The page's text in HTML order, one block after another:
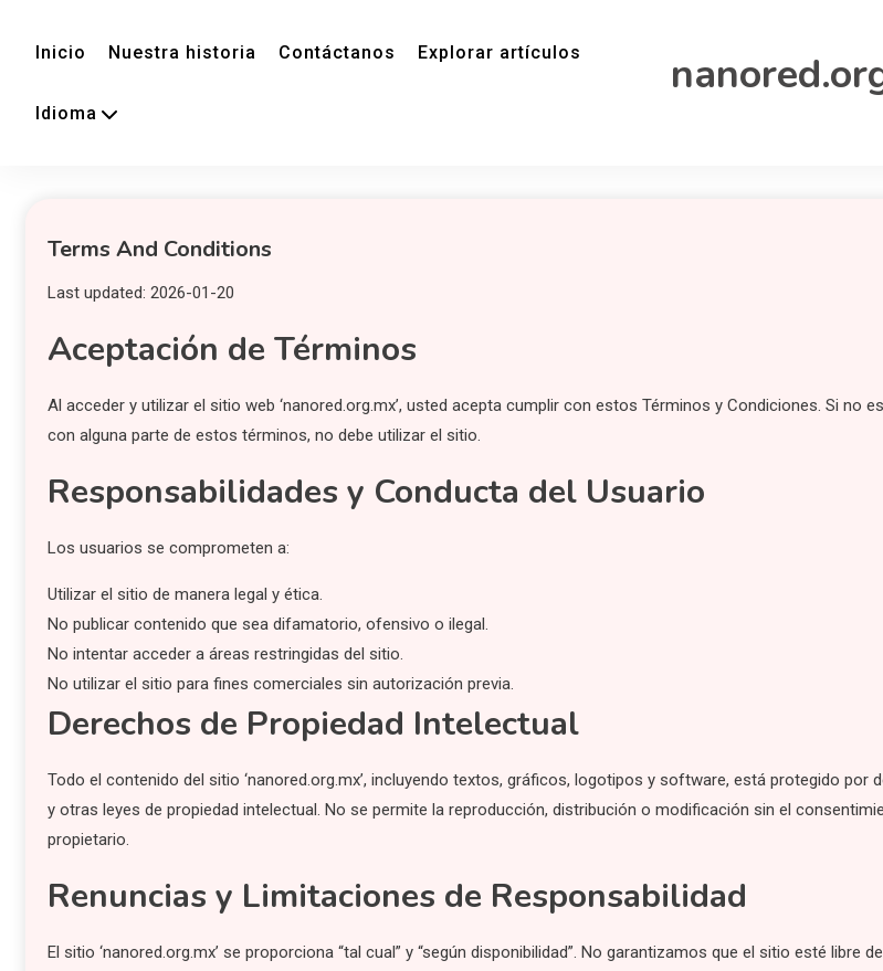
Inicio Nuestra historia Contáctanos Explorar artículos
Idioma
Terms And Conditions
Last updated: 2026-01-20
Aceptación de Términos
Al acceder y utilizar el sitio web ‘nanored.org.mx’, usted acepta cumplir con estos Términos y Condiciones. Si no
con alguna parte de estos términos, no debe utilizar el sitio.
Responsabilidades y Conducta del Usuario
Los usuarios se comprometen a:
Utilizar el sitio de manera legal y ética.
No publicar contenido que sea difamatorio, ofensivo o ilegal.
No intentar acceder a áreas restringidas del sitio.
No utilizar el sitio para fines comerciales sin autorización previa.
Derechos de Propiedad Intelectual
Todo el contenido del sitio ‘nanored.org.mx’, incluyendo textos, gráficos, logotipos y software, está protegido por
y otras leyes de propiedad intelectual. No se permite la reproducción, distribución o modificación sin el
propietario.
Renuncias y Limitaciones de Responsabilidad
El sitio ‘nanored.org.mx’ se proporciona “tal cual” y “según disponibilidad”. No garantizamos que el sitio esté libre